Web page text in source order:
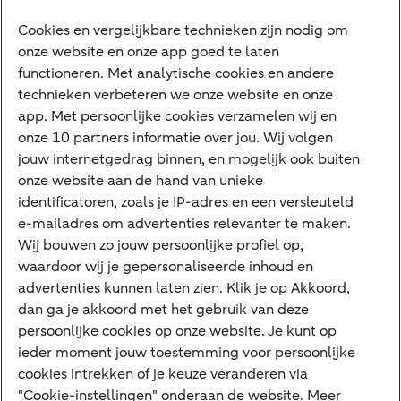
Diensten
VraagHugo
Corporate Finance
Tikkie zakelijk
Cyber Veilig & Zeker
Private Banking
Interessant
Sectoren & trends
Ondernemersverhalen
Valutacentrum
Alles over PSD2
Business Community
Cookies en vergelijkbare technieken zijn nodig om
onze website en onze app goed te laten
functioneren. Met analytische cookies en andere
technieken verbeteren we onze website en onze
app. Met persoonlijke cookies verzamelen wij en
onze 10 partners informatie over jou. Wij volgen
jouw internetgedrag binnen, en mogelijk ook buiten
onze website aan de hand van unieke
identificatoren, zoals je IP-adres en een versleuteld
e-mailadres om advertenties relevanter te maken.
Wij bouwen zo jouw persoonlijke profiel op,
waardoor wij je gepersonaliseerde inhoud en
advertenties kunnen laten zien. Klik je op Akkoord,
dan ga je akkoord met het gebruik van deze
persoonlijke cookies op onze website. Je kunt op
ieder moment jouw toestemming voor persoonlijke
cookies intrekken of je keuze veranderen via
"Cookie-instellingen" onderaan de website. Meer